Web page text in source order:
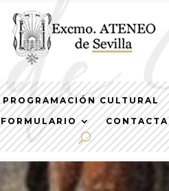
PROGRAMACIÓN CULTURAL
FORMULARIO
CONTACTA